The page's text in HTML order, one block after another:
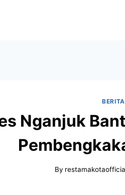
BERITA
Nganjuk
By